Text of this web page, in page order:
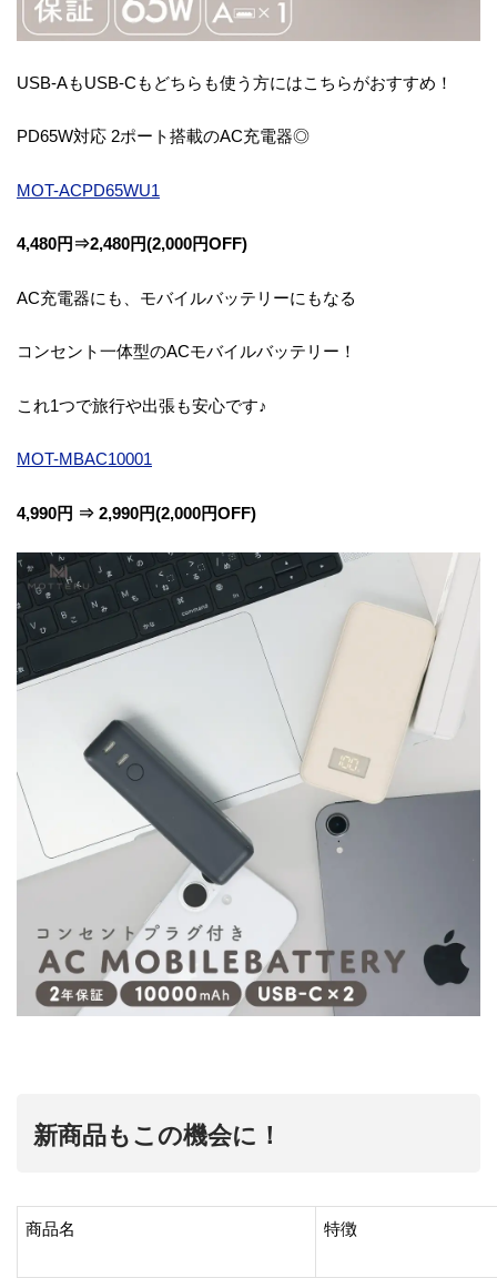
USB-AもUSB-Cもどちらも使う方にはこちらがおすすめ！
PD65W対応 2ポート搭載のAC充電器◎
MOT-ACPD65WU1
4,480円⇒2,480円(2,000円OFF)
AC充電器にも、モバイルバッテリーにもなる
コンセント一体型のACモバイルバッテリー！
これ1つで旅行や出張も安心です♪
MOT-MBAC10001
4,990円 ⇒ 2,990円(2,000円OFF)
新商品もこの機会に！
商品名 特徴